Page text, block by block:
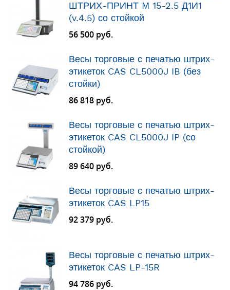
ШТРИХ-ПРИНТ M 15-2.5 Д1И1
(v.4.5) со стойкой
56 500 руб.
Весы торговые с печатью штрих-
этикеток CAS CL5000J IB (без
стойки)
86 818 руб.
Весы торговые с печатью штрих-
этикеток CAS CL5000J IP (со
стойкой)
89 640 руб.
Весы торговые с печатью штрих-
этикеток CAS LP15
92 379 руб.
Весы торговые с печатью штрих-
этикеток CAS LP-15R
94 786 руб.